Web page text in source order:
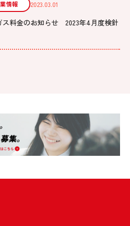
情報 2023.03.01
ス料金のお知らせ 2023年4月度検針